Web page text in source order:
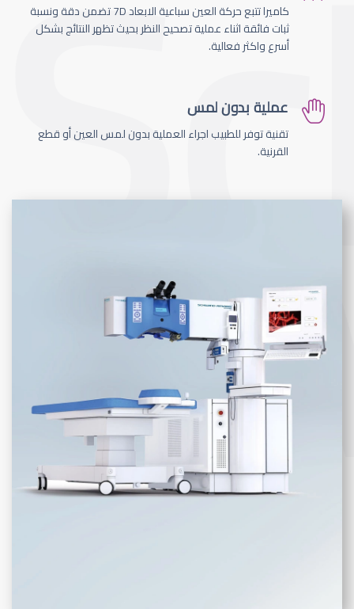
كاميرا تتبع حركة العين سباعية الابعاد 7D تضمن دقة ونسبة
ثبات فائقة اثناء عملية تصحيح النظر بحيث تظهر النتائج بشكل
أسرع واكثر فعالية.
عملية بدون لمس
تقنية توفر للطبيب اجراء العملية بدون لمس العين أو قطع
القرنية.